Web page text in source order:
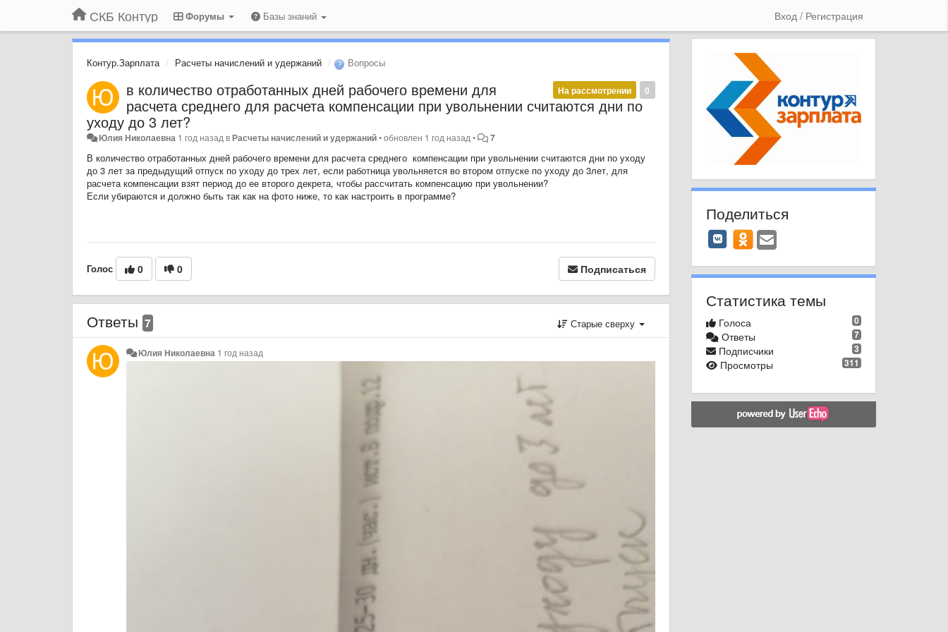
СКБ Контур Форумы Базы знаний Вход / Регистрация
Контур.Зарплата Расчеты начислений и удержаний Вопросы
0
На рассмотрении
в количество отработанных дней рабочего времени для
расчета среднего для расчета компенсации при увольнении считаются дни по
уходу до 3 лет?
Юлия Николаевна 1 год назад вРасчеты начислений и удержаний•обновлен 1 год назад • 7
В количество отработанных дней рабочего времени для расчета среднего компенсации при увольнении считаются дни по уходу
до 3 лет за предыдущий отпуск по уходу до трех лет, если работница увольняется во втором отпуске по уходу до 3лет, для
расчета компенсации взят период до ее второго декрета, чтобы рассчитать компенсацию при увольнении?
Если убираются и должно быть так как на фото ниже, то как настроить в программе?
Голос 0 0 Подписаться
Ответы 7 Старые сверху
Юлия Николаевна 1 год назад
Поделиться
Статистика темы
0
Голоса
7
Ответы
3
Подписчики
311
Просмотры